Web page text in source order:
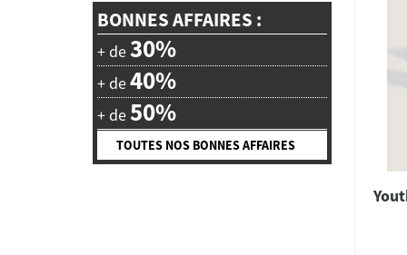
BONNES AFFAIRES :
+ de30%
+ de40%
+ de50%
TOUTES NOS BONNES AFFAIRES